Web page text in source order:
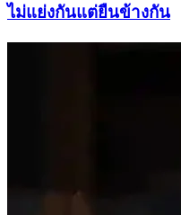
ไม่แย่งกันแต่ยืนข้างกัน